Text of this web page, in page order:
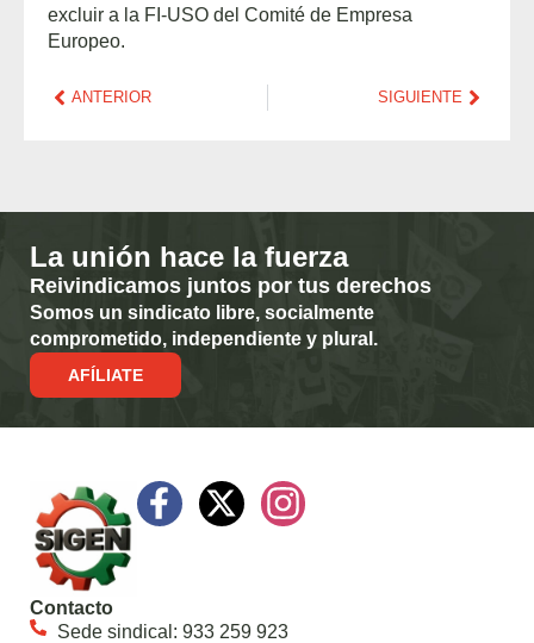
excluir a la FI-USO del Comité de Empresa
Europeo.
ANTERIOR SIGUIENTE
La unión hace la fuerza
Reivindicamos juntos por tus derechos
Somos un sindicato libre, socialmente
comprometido, independiente y plural.
AFÍLIATE
Contacto
Sede sindical: 933 259 923